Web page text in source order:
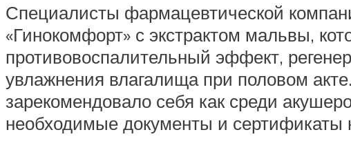
Специалисты фармацевтической
«Гинокомфорт» с экстрактом мальвы,
противовоспалительный эффект,
увлажнения влагалища при половом
зарекомендовало себя как среди
необходимые документы и сертификаты